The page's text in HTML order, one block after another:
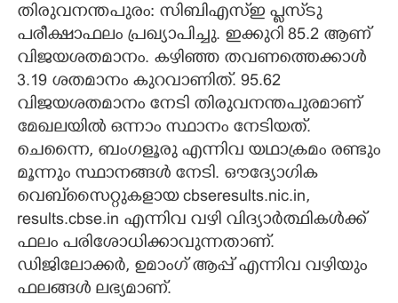
CARTOONS
LITERATURE
ZOOM
CONTACT US
തിരുവനന്തപുരം: സിബിഎസ്‌ഇ പ്ലസ്‌ടു
പരീക്ഷാഫലം പ്രഖ്യാപിച്ചു. ഇക്കുറി 85.2 ആണ്
വിജയശതമാനം. കഴിഞ്ഞ തവണത്തെക്കാൾ
3.19 ശതമാനം കുറവാണിത്. 95.62
വിജയശതമാനം നേടി തിരുവനന്തപുരമാണ്
മേഖലയിൽ ഒന്നാം സ്ഥാനം നേടിയത്.
ചെന്നൈ, ബംഗളൂരു എന്നിവ യഥാക്രമം രണ്ടും
മൂന്നും സ്ഥാനങ്ങൾ നേടി. ഔദ്യോഗിക
വെബ്‌സൈറ്റുകളായ cbseresults.nic.in,
results.cbse.in എന്നിവ വഴി വിദ്യാർത്ഥികൾക്ക്
ഫലം പരിശോധിക്കാവുന്നതാണ്.
ഡിജിലോക്കർ, ഉമാംഗ് ആപ്പ് എന്നിവ വഴിയും
ഫലങ്ങൾ ലഭ്യമാണ്.